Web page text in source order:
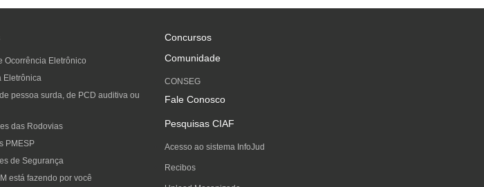
Ocorrência Eletrônico
Eletrônica
pessoa surda, de PCD auditiva ou
das Rodovias
PMESP
de Segurança
está fazendo por você
Concursos
Comunidade
CONSEG
Fale Conosco
Pesquisas CIAF
Acesso ao sistema InfoJud
Recibos